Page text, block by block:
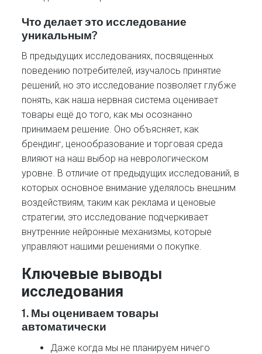
Что делает это исследование
уникальным?
В предыдущих исследованиях, посвященных
поведению потребителей, изучалось принятие
решений, но это исследование позволяет глубже
понять, как наша нервная система оценивает
товары ещё до того, как мы осознанно
принимаем решение. Оно объясняет, как
брендинг, ценообразование и торговая среда
влияют на наш выбор на неврологическом
уровне. В отличие от предыдущих исследований, в
которых основное внимание уделялось внешним
воздействиям, таким как реклама и ценовые
стратегии, это исследование подчеркивает
внутренние нейронные механизмы, которые
управляют нашими решениями о покупке.
Ключевые выводы
исследования
1. Мы оцениваем товары
автоматически
Даже когда мы не планируем ничего